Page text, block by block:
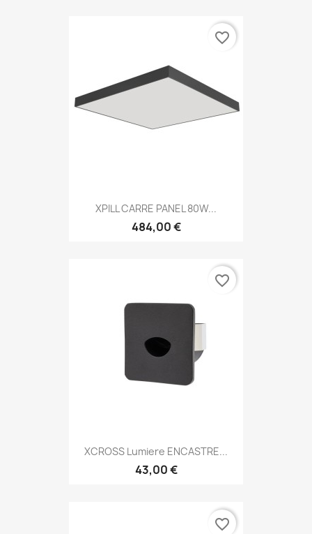
XPILL CARRE PANEL 80W...
484,00 €
favorite_border
XCROSS Lumiere ENCASTRE...
43,00 €
favorite_border
favorite_border